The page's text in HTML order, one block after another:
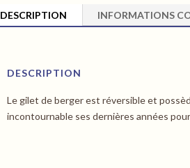
DESCRIPTION INFORMATIONS
DESCRIPTION
Le gilet de berger est réversible et
incontournable ses dernières années